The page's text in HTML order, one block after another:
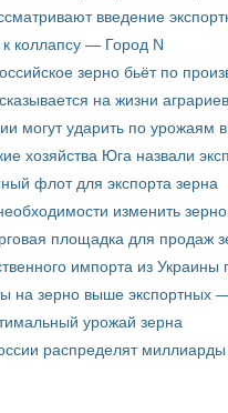
введение
к коллапсу — Город N
зерно бьёт по
на жизни аграриев
могут ударить по урожаям
хозяйства Юга назвали
флот для экспорта зерна
изменить
площадка для продаж
импорта из
на зерно выше экспортных
урожай зерна
распределят